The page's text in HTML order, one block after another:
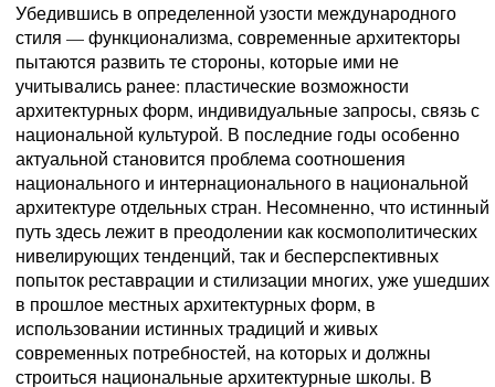
Убедившись в определенной узости международного
стиля — функционализма, современные архитекторы
пытаются развить те стороны, которые ими не
учитывались ранее: пластические возможности
архитектурных форм, индивидуальные запросы, связь с
национальной культурой. В последние годы особенно
актуальной становится проблема соотношения
национального и интернационального в национальной
архитектуре отдельных стран. Несомненно, что истинный
путь здесь лежит в преодолении как космополитических
нивелирующих тенденций, так и бесперспективных
попыток реставрации и стилизации многих, уже ушедших
в прошлое местных архитектурных форм, в
использовании истинных традиций и живых
современных потребностей, на которых и должны
строиться национальные архитектурные школы. В